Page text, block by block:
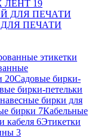
ЛЕНТ 19
ПЕЧАТИ
20Садовые бирки-
бирки-петельки
бирки для
бирки 7Кабельные
кабеля 6Этикетки
3